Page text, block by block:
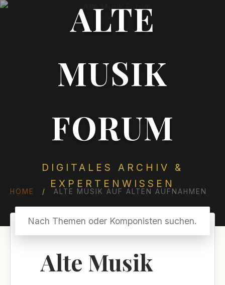
ALTE
MUSIK
FORUM
DIGITALES ARCHIV &
EXPERTENWISSEN
HOME / ALTE MUSIK AUF ALTEN AUFNAHMEN
Alte Musik